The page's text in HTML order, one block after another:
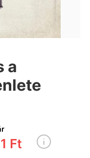
a
Ft